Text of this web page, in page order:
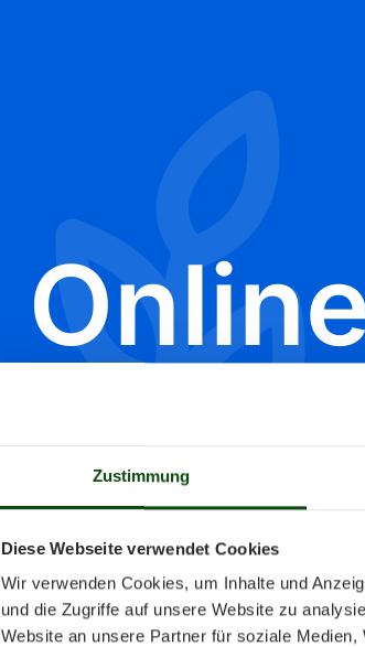
Zustimmung
Diese Webseite verwendet Cookies
Wir verwenden Cookies, um Inhalte und
und die Zugriffe auf unsere Website zu
Website an unsere Partner für soziale